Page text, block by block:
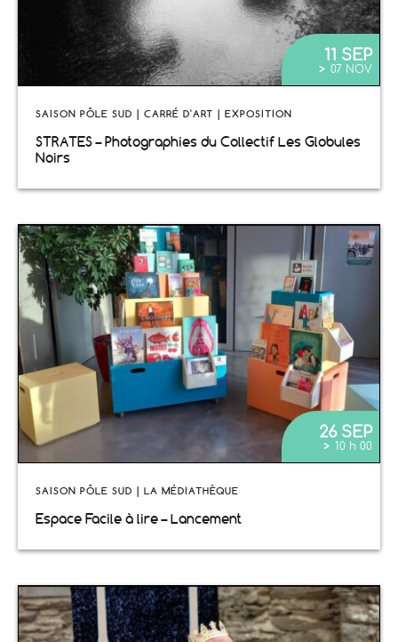
11 SEP
> 07 NOV
SAISON PÔLE SUD | CARRÉ D'ART | EXPOSITION
STRATES – Photographies du Collectif Les Globules
Noirs
26 SEP
> 10 h 00
SAISON PÔLE SUD | LA MÉDIATHÈQUE
Espace Facile à lire – Lancement